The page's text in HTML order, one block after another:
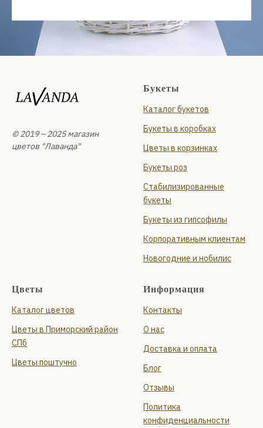
© 2019 – 2025 магазин
цветов "Лаванда"
Букеты
Каталог букетов
Букеты в коробках
Цветы в корзинках
Букеты роз
Стабилизированные
букеты
Букеты из гипсофилы
Корпоративным клиентам
Новогодние и нобилис
Цветы
Каталог цветов
Цветы в Приморский район
СПб
Цветы поштучно
Информация
Контакты
О нас
Доставка и оплата
Блог
Отзывы
Политика
конфиденциальности